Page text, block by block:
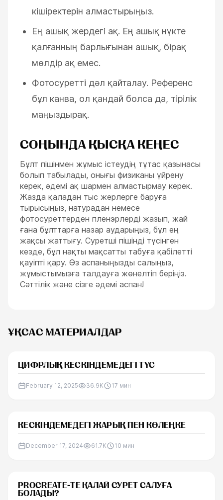
кішіректерін алмастырыңыз.
Ең ашық жердегі ақ. Ең ашық нүкте
қалғанның барлығынан ашық, бірақ
мөлдір ақ емес.
Фотосуретті дәл қайталау. Референс
бұл канва, ол қандай болса да, тірілік
маңыздырақ.
СОҢЫНДА ҚЫСҚА КЕҢЕС
Бұлт пішінмен жұмыс істеудің тұтас қазынасы
болып табылады, онығы физиканы үйрену
керек, әдемі ақ шармен алмастырмау керек.
Жазда қаладан тыс жерлерге баруға
тырысыңыз, натурадан немесе
фотосуреттерден пленэрлерді жазып, жай
ғана бұлттарға назар аударыңыз, бұл ең
жақсы жаттығу. Суретші пішінді түсінген
кезде, бұл нақты мақсатты табуға қабілетті
қауіпті қару. Өз аспаныңызды салыңыз,
жұмыстымызға талдауға жөнелтіп беріңіз.
Сәттілік және сізге әдемі аспан!
ҰҚСАС МАТЕРИАЛДАР
ЦИФРЛЫҚ КЕСКІНДЕМЕДЕГІ ТҮС
February 12, 2025 36.9K 17 мин
КЕСКІНДЕМЕДЕГІ ЖАРЫҚ ПЕН КӨЛЕҢКЕ
December 17, 2024 61.7K 10 мин
PROCREATE-ТЕ ҚАЛАЙ СУРЕТ САЛУҒА
БОЛАДЫ?